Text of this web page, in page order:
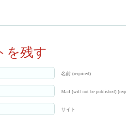
を残す
名前 (required)
Mail (will not be published)
サイト